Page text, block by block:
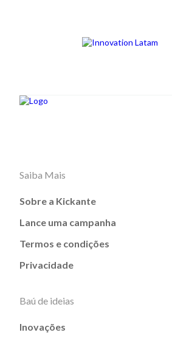
Saiba Mais
Sobre a Kickante
Lance uma campanha
Termos e condições
Privacidade
Baú de ideias
Inovações